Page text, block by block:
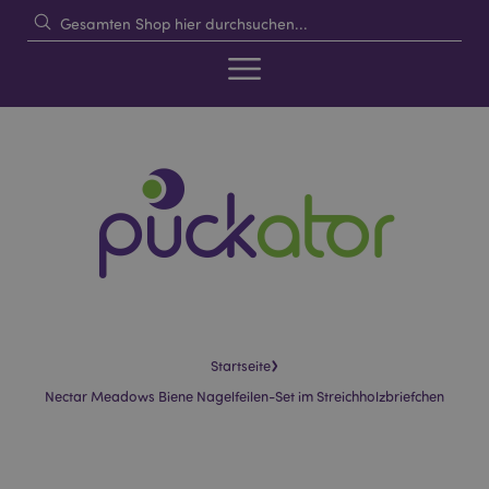
Startseite›
Nectar Meadows Biene Nagelfeilen-Set im Streichholzbriefchen